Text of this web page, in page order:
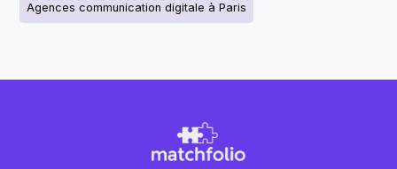
Agences communication digitale à Paris